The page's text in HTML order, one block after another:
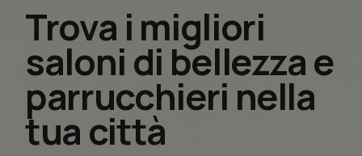
Trova i migliori
saloni di bellezza e
parrucchieri nella
tua città